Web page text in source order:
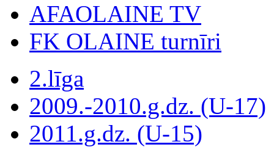
AFAOLAINE TV
FK OLAINE turnīri
2.līga
2009.-2010.g.dz. (U-17)
2011.g.dz. (U-15)